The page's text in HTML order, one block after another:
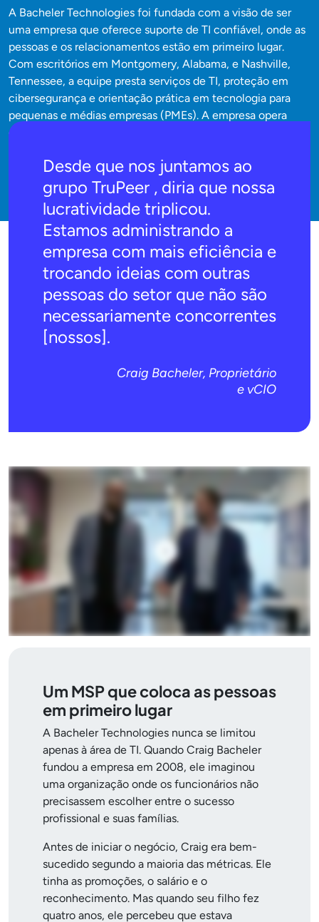
A Bacheler Technologies foi fundada com a visão de ser
uma empresa que oferece suporte de TI confiável, onde as
pessoas e os relacionamentos estão em primeiro lugar.
Com escritórios em Montgomery, Alabama, e Nashville,
Tennessee, a equipe presta serviços de TI, proteção em
cibersegurança e orientação prática em tecnologia para
pequenas e médias empresas (PMEs). A empresa opera
com um forte compromisso com a honestidade, a
interação com o cliente.
Desde que nos juntamos ao
grupo TruPeer , diria que nossa
lucratividade triplicou.
Estamos administrando a
empresa com mais eficiência e
trocando ideias com outras
pessoas do setor que não são
necessariamente concorrentes
[nossos].
Craig Bacheler, Proprietário
e vCIO
Um MSP que coloca as pessoas
em primeiro lugar
A Bacheler Technologies nunca se limitou
apenas à área de TI. Quando Craig Bacheler
fundou a empresa em 2008, ele imaginou
uma organização onde os funcionários não
precisassem escolher entre o sucesso
profissional e suas famílias.
Antes de iniciar o negócio, Craig era bem-
sucedido segundo a maioria das métricas. Ele
tinha as promoções, o salário e o
reconhecimento. Mas quando seu filho fez
quatro anos, ele percebeu que estava